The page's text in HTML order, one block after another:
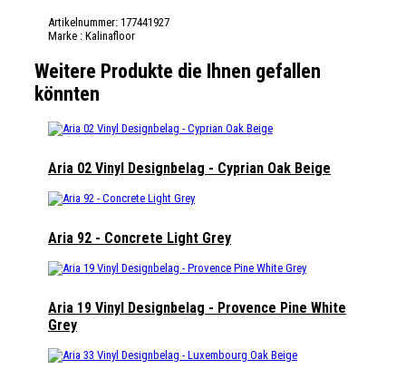
Artikelnummer: 177441927
Marke : Kalinafloor
Weitere Produkte die Ihnen gefallen
könnten
Aria 02 Vinyl Designbelag - Cyprian Oak Beige
Aria 92 - Concrete Light Grey
Aria 19 Vinyl Designbelag - Provence Pine White
Grey